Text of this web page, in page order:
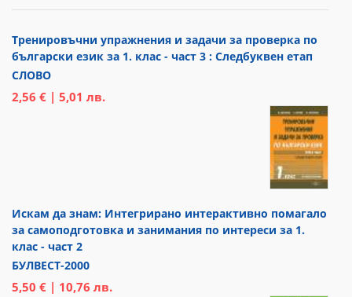
Тренировъчни упражнения и задачи за проверка по
български език за 1. клас - част 3 : Следбуквен етап
СЛОВО
2,56 € | 5,01 лв.
Искам да знам: Интегрирано интерактивно помагало
за самоподготовка и занимания по интереси за 1.
клас - част 2
БУЛВЕСТ-2000
5,50 € | 10,76 лв.